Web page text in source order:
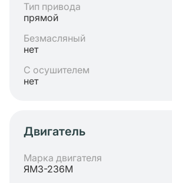
Тип привода
прямой
Безмасляный
нет
С осушителем
нет
Двигатель
Марка двигателя
ЯМЗ-236М